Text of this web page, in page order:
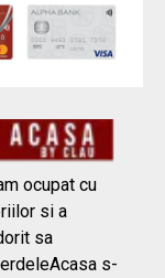
ocupat cu
si a
sa
s-